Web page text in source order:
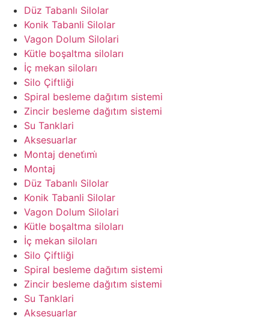
Düz Tabanlı Silolar
Konik Tabanli Silolar
Vagon Dolum Silolari
Kütle boşaltma siloları
İç mekan siloları
Silo Çiftliği
Spiral besleme dağıtım sistemi
Zincir besleme dağıtım sistemi
Su Tanklari
Aksesuarlar
Montaj deneti̇mi̇
Montaj
Düz Tabanlı Silolar
Konik Tabanli Silolar
Vagon Dolum Silolari
Kütle boşaltma siloları
İç mekan siloları
Silo Çiftliği
Spiral besleme dağıtım sistemi
Zincir besleme dağıtım sistemi
Su Tanklari
Aksesuarlar